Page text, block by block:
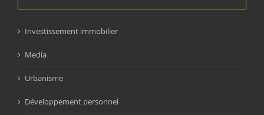
Investissement immobilier
Media
Urbanisme
Développement personnel